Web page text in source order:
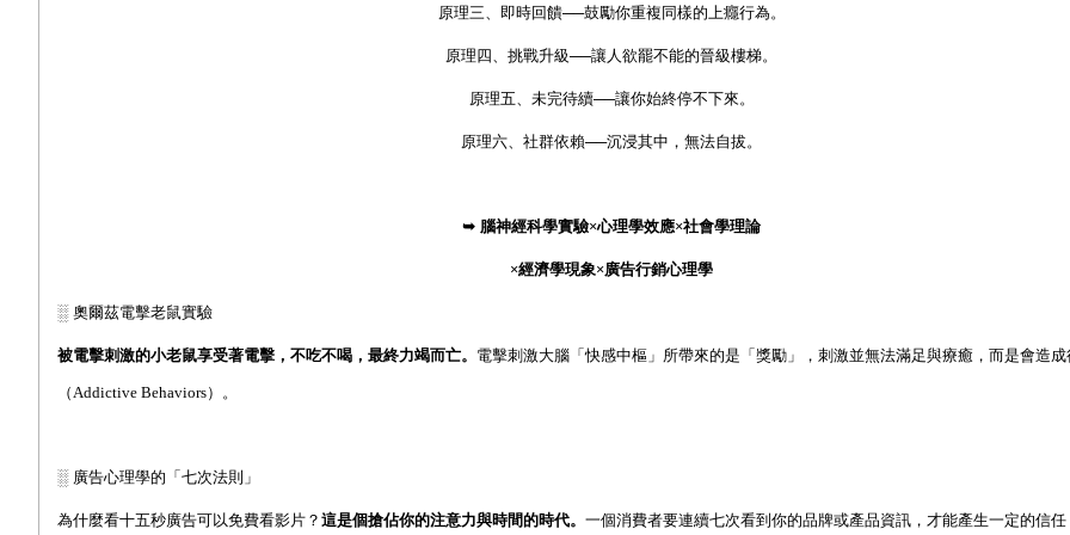
原理三、即時回饋──鼓勵你重複同樣的上癮行為。
原理四、挑戰升級──讓人欲罷不能的晉級樓梯。
原理五、未完待續──讓你始終停不下來。
原理六、社群依賴──沉浸其中，無法自拔。
➥ 腦神經科學實驗×心理學效應×社會學理論
×經濟學現象×廣告行銷心理學
░ 奧爾茲電擊老鼠實驗
被電擊刺激的小老鼠享受著電擊，不吃不喝，最終力竭而亡。 電擊刺激大腦「快感中樞」所帶來的是「獎勵」，刺激並無法滿足與療癒，而是會造
（Addictive Behaviors）。
░ 廣告心理學的「七次法則」
為什麼看十五秒廣告可以免費看影片？ 這是個搶佔你的注意力與時間的時代。 一個消費者要連續七次看到你的品牌或產品資訊，才能產生一定的信